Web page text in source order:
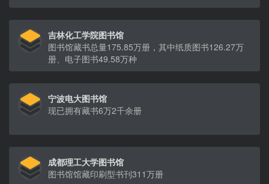
吉林化工学院图书馆
图书馆藏书总量175.85万册，其中纸质图书126.27万
册、电子图书49.58万种
宁波电大图书馆
现已拥有藏书6万2千余册
成都理工大学图书馆
图书馆馆藏印刷型书刊311万册